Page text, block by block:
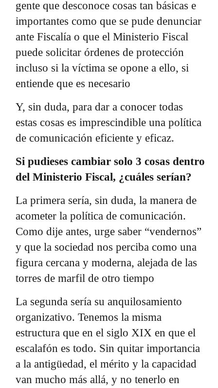
gente que desconoce cosas tan básicas e
importantes como que se pude denunciar
ante Fiscalía o que el Ministerio Fiscal
puede solicitar órdenes de protección
incluso si la víctima se opone a ello, si
entiende que es necesario
Y, sin duda, para dar a conocer todas
estas cosas es imprescindible una política
de comunicación eficiente y eficaz.
Si pudieses cambiar solo 3 cosas dentro
del Ministerio Fiscal, ¿cuáles serían?
La primera sería, sin duda, la manera de
acometer la política de comunicación.
Como dije antes, urge saber “vendernos”
y que la sociedad nos perciba como una
figura cercana y moderna, alejada de las
torres de marfil de otro tiempo
La segunda sería su anquilosamiento
organizativo. Tenemos la misma
estructura que en el siglo XIX en que el
escalafón es todo. Sin quitar importancia
a la antigüedad, el mérito y la capacidad
van mucho más allá, y no tenerlo en